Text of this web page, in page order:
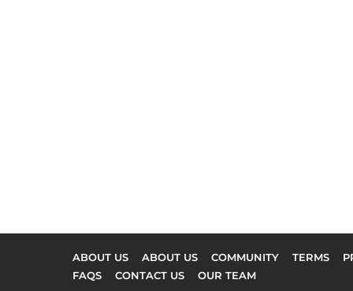
ABOUT US ABOUT US COMMUNITY TERMS
FAQS
CONTACT US OUR TEAM